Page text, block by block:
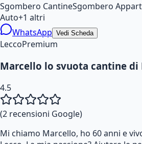
Sgombero CantineSgombero
Auto+1 altri
WhatsApp Vedi Scheda
LeccoPremium
Marcello lo svuota cantine di
4.5
(2 recensioni Google)
Mi chiamo Marcello, ho 60 anni e